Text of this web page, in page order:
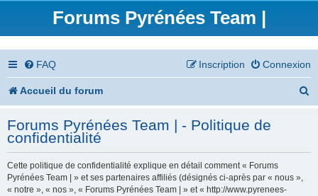
Forums Pyrénées Team |
FAQ Connexion
Inscription
Accueil du forum
h
Forums Pyrénées Team | - Politique de
confidentialité
Cette politique de confidentialité explique en détail comment « Forums
Pyrénées Team | » et ses partenaires affiliés (désignés ci-après par « nous »,
« notre », « nos », « Forums Pyrénées Team | » et « http://www.pyrenees-